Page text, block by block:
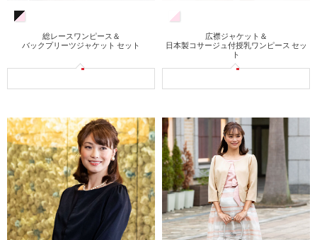
総レースワンピース＆
バックプリーツジャケット セット
広襟ジャケット＆
日本製コサージュ付授乳ワンピース セッ
ト